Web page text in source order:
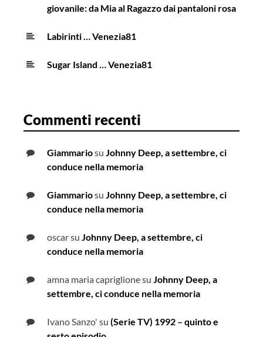
giovanile: da Mia al Ragazzo dai pantaloni rosa
Labirinti … Venezia81
Sugar Island … Venezia81
Commenti recenti
Giammariosu Johnny Deep, a settembre, ci
conduce nella memoria
Giammariosu Johnny Deep, a settembre, ci
conduce nella memoria
oscarsu Johnny Deep, a settembre, ci
conduce nella memoria
amna maria capriglionesu Johnny Deep, a
settembre, ci conduce nella memoria
Ivano Sanzo' su (Serie TV) 1992 – quinto e